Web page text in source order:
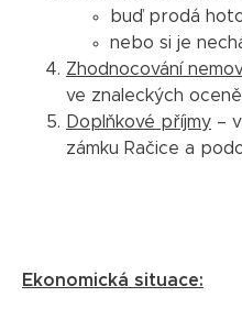
buď prodá
nebo si je
Zhodnocování
ve znaleckých
Doplňkové příjmy –
zámku Račice a
Ekonomická situace: